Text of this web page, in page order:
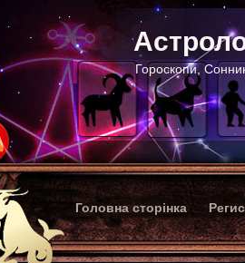
Гороскопи,
Головна сторінка